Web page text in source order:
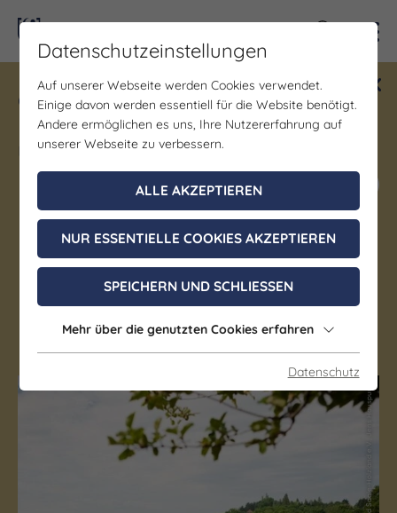
Gewinne ein Blind Date mit Saale-
Unstrut! Teilnahme vom 1.7. - 18.12.
möglich.
Jetzt mitmachen
Wein & Genuss
Psst … eindrucksvoller
Weingenuss, sobald das
Sträußchen hängt
Datenschutzeinstellungen
Auf unserer Webseite werden Cookies verwendet.
Einige davon werden essentiell für die Website benötigt.
Andere ermöglichen es uns, Ihre Nutzererfahrung auf
unserer Webseite zu verbessern.
ALLE AKZEPTIEREN
NUR ESSENTIELLE COOKIES AKZEPTIEREN
SPEICHERN UND SCHLIESSEN
Mehr über die genutzten Cookies erfahren
Datenschutz